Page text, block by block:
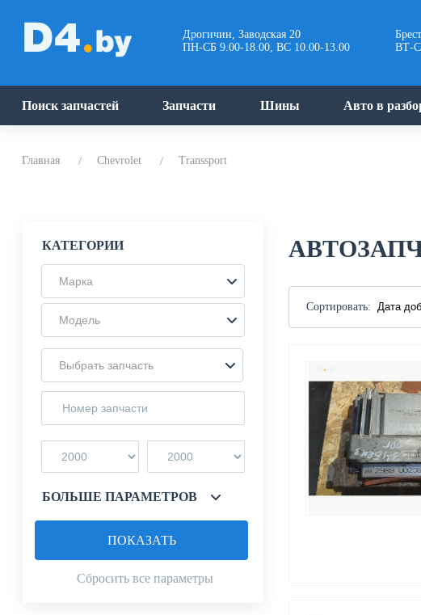
Дрогичин, Заводская 20
ПН-СБ 9.00-18.00, ВС 10.00-13.00
ВТ-
Поиск запчастей Запчасти Шины Авто в
Главная Chevrolet Transsport
КАТЕГОРИИ
Марка
Модель
Выбрать запчасть
БОЛЬШЕ ПАРАМЕТРОВ
Сбросить все параметры
ПОКАЗАТЬ
Сортировать: